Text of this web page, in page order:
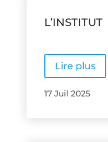
L’INSTITUT
Lire plus
17 Juil 2025